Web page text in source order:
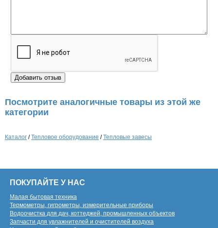
Посмотрите аналогичные товары из этой же
категории
Каталог /Тепловое оборудование /Тепловые завесы
ПОКУПАЙТЕ У НАС
Малая бытовая техника
Термометры, гигрометры, измерительные приборы
Водоочистка для дач, коттеджей, промышленных объектов
Запчасти для увлажнителей и очистителей воздуха